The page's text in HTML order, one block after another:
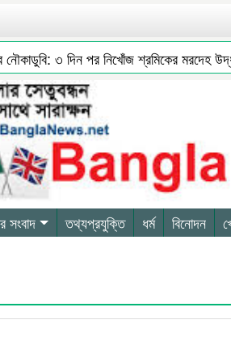
৩ দিন পর নিখোঁজ শ্রমিকের মরদেহ উদ্ধার
সংবাদ তথ্যপ্রযুক্তি ধর্ম বিনোদন